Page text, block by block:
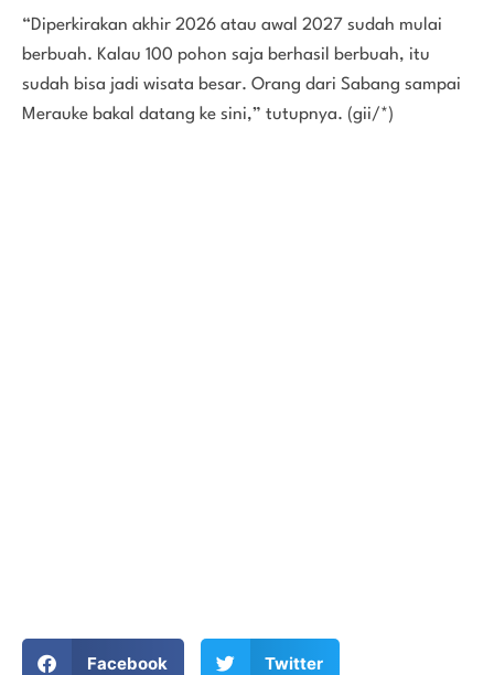
“Diperkirakan akhir 2026 atau awal 2027 sudah mulai
berbuah. Kalau 100 pohon saja berhasil berbuah, itu
sudah bisa jadi wisata besar. Orang dari Sabang sampai
Merauke bakal datang ke sini,” tutupnya. (gii/*)
Facebook Twitter